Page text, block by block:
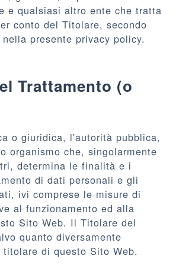
e qualsiasi altro ente che tratta
conto del Titolare, secondo
presente privacy policy.
Trattamento (o
o giuridica, l'autorità pubblica,
organismo che, singolarmente
determina le finalità e i
di dati personali e gli
ivi comprese le misure di
al funzionamento ed alla
Sito Web. Il Titolare del
quanto diversamente
di questo Sito Web.